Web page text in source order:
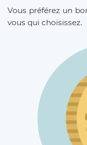
Vous préférez un
vous qui choisissez.